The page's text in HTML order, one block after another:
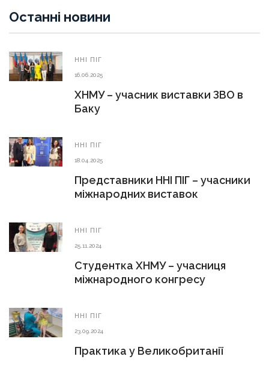
Останні новини
ННІ ПІГ
16.06.2025
ХНМУ – учасник виставки ЗВО в
Баку
ННІ ПІГ
18.04.2025
Представники ННІ ПІГ – учасники
міжнародних виставок
ННІ ПІГ
25.11.2024
Студентка ХНМУ – учасниця
міжнародного конгресу
ННІ ПІГ
23.09.2024
Практика у Великобританії